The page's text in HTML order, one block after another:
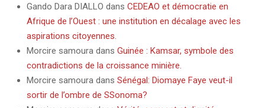
Gando Dara DIALLO dans CEDEAO et démocratie en
Afrique de l’Ouest : une institution en décalage avec les
aspirations citoyennes.
Morcire samoura dans Guinée : Kamsar, symbole des
contradictions de la croissance minière.
Morcire samoura dans Sénégal: Diomaye Faye veut-il
sortir de l’ombre de SSonoma?